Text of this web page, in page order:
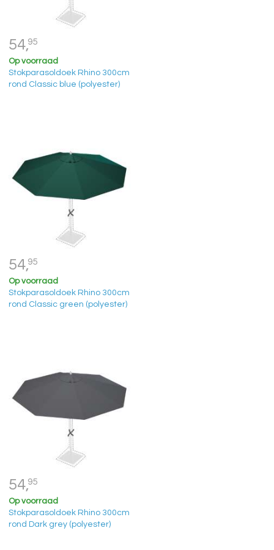
54,95
Op voorraad
Stokparasoldoek Rhino 300cm
rond Classic blue (polyester)
54,95
Op voorraad
Stokparasoldoek Rhino 300cm
rond Classic green (polyester)
54,95
Op voorraad
Stokparasoldoek Rhino 300cm
rond Dark grey (polyester)